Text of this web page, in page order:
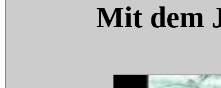
Mit dem